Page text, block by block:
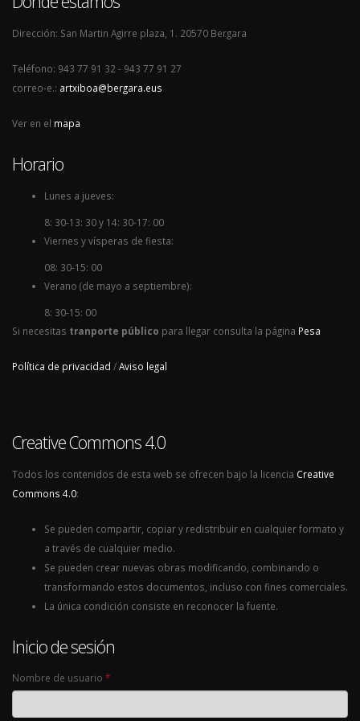
Dirección: San Martin Agirre plaza, 1. 20570 Bergara
Teléfono: 943 77 91 32 - 943 77 91 27
correo-e.: artxiboa@bergara.eus
Ver en el mapa
Horario
Lunes a jueves:
8: 30-13: 30 y 14: 30-17: 00
Viernes y vísperas de fiesta:
08: 30-15: 00
Verano (de mayo a septiembre):
8: 30-15: 00
Si necesitas tranporte público para llegar consulta la página Pesa
Política de privacidad /Aviso legal
Creative Commons 4.0
Todos los contenidos de esta web se ofrecen bajo la licencia Creative
Commons 4.0:
Se pueden compartir, copiar y redistribuir en cualquier formato y
a través de cualquier medio.
Se pueden crear nuevas obras modificando, combinando o
transformando estos documentos, incluso con fines comerciales.
La única condición consiste en reconocer la fuente.
Inicio de sesión
Nombre de usuario *